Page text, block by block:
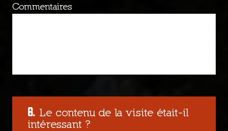
Commentaires
Le contenu de la visite était-il
intéressant ?